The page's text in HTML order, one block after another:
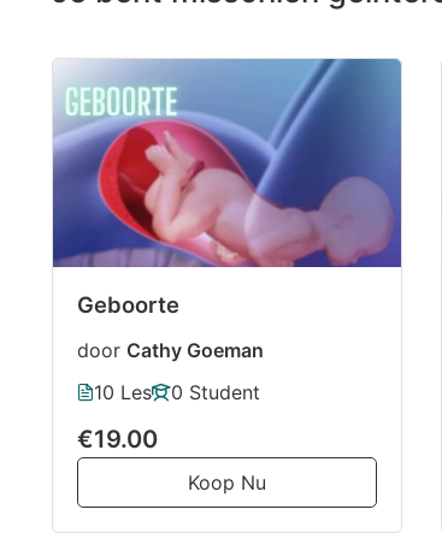
Geboorte
door Cathy Goeman
10 Les
0 Student
€19.00
Koop Nu